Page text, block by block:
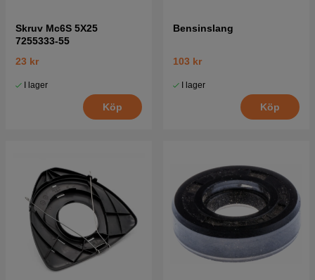
Skruv Mc6S 5X25
7255333-55
23 kr
I lager
Köp
Bensinslang
103 kr
I lager
Köp